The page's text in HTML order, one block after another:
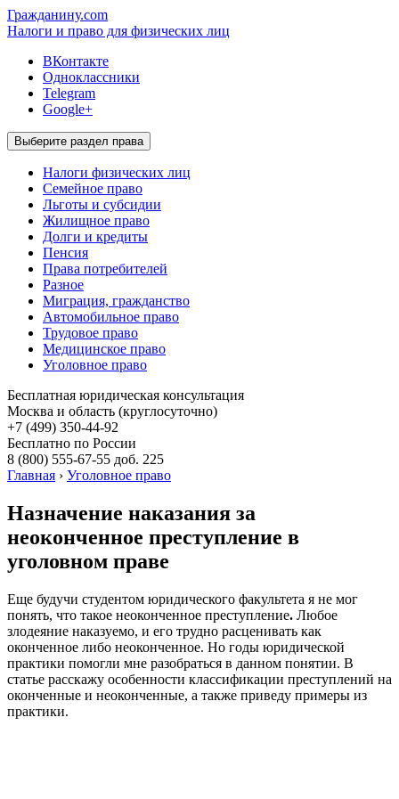
Гражданину.com
Налоги и право для физических лиц
ВКонтакте
Одноклассники
Telegram
Google+
Выберите раздел права
Налоги физических лиц
Семейное право
Льготы и субсидии
Жилищное право
Долги и кредиты
Пенсия
Права потребителей
Разное
Миграция, гражданство
Автомобильное право
Трудовое право
Медицинское право
Уголовное право
Бесплатная юридическая консультация
Москва и область (круглосуточно)
+7 (499) 350-44-92
Бесплатно по России
8 (800) 555-67-55 доб. 225
Главная › Уголовное право
Назначение наказания за
неоконченное преступление в
уголовном праве
Еще будучи студентом юридического факультета я не мог
понять, что такое неоконченное преступление. Любое
злодеяние наказуемо, и его трудно расценивать как
оконченное либо неоконченное. Но годы юридической
практики помогли мне разобраться в данном понятии. В
статье расскажу особенности классификации преступлений на
оконченные и неоконченные, а также приведу примеры из
практики.